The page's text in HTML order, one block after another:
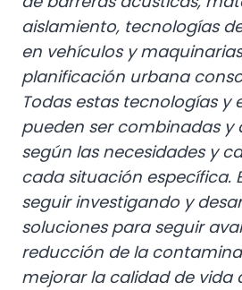
aislamiento, tecnologías
en vehículos y
planificación urbana
Todas estas tecnologías y
pueden ser combinadas y
según las necesidades y
cada situación específica.
seguir investigando y
soluciones para seguir
reducción de la
mejorar la calidad de vida